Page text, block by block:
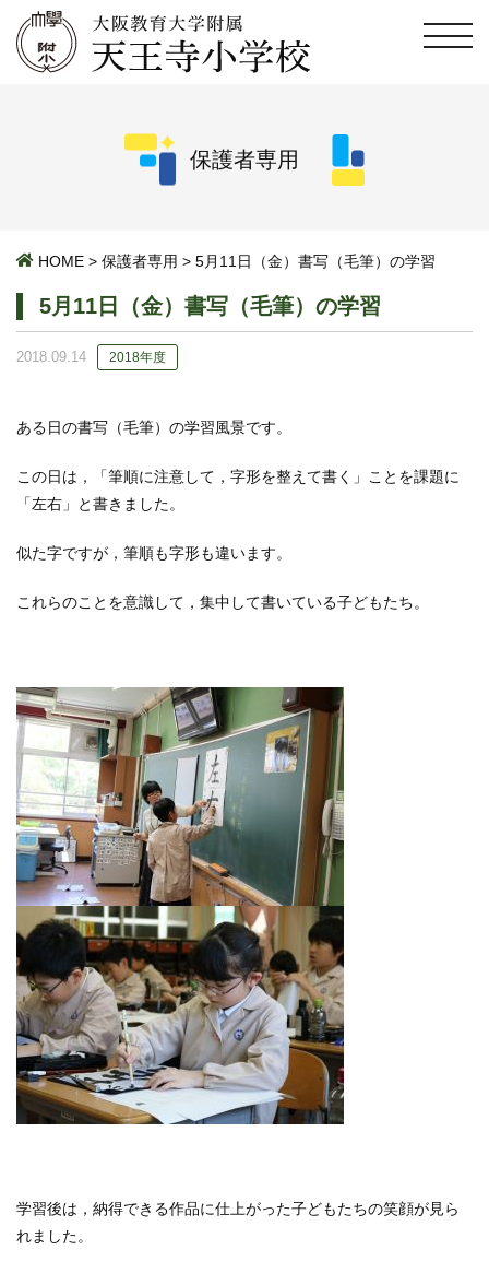
保護者専用
HOME > 保護者専用 > 5月11日（金）書写（毛筆）の学習
5月11日（金）書写（毛筆）の学習
2018.09.14 2018年度
ある日の書写（毛筆）の学習風景です。
この日は，「筆順に注意して，字形を整えて書く」ことを課題に
「左右」と書きました。
似た字ですが，筆順も字形も違います。
これらのことを意識して，集中して書いている子どもたち。
学習後は，納得できる作品に仕上がった子どもたちの笑顔が見ら
れました。